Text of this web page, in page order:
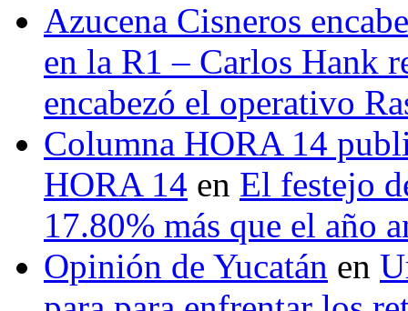
Azucena Cisneros
en la R1 – Carlos Hank
encabezó el operativo
Columna HORA 14
HORA 14 en El festejo
17.80% más que el año
Opinión de Yucatán en